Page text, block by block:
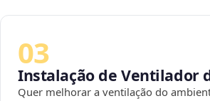
03
Instalação de Ventilador
Quer melhorar a ventilação do